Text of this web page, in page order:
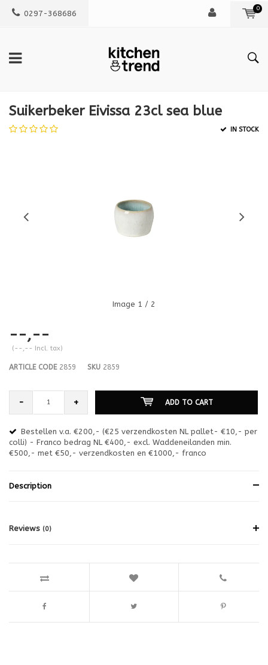
0297-368686
0
Suikerbeker Eivissa 23cl sea blue
IN STOCK
Image 1 / 2
--,--
(--,-- Incl. tax)
ARTICLE CODE2859 SKU 2859
- + ADD TO CART
Bestellen v.a. €200,- (€25 verzendkosten NL pallet- €10,- per
colli) - Franco bedrag NL €400,- excl. Waddeneilanden min.
€500,- met €50,- verzendkosten en €1000,- franco
Description
Reviews (0)